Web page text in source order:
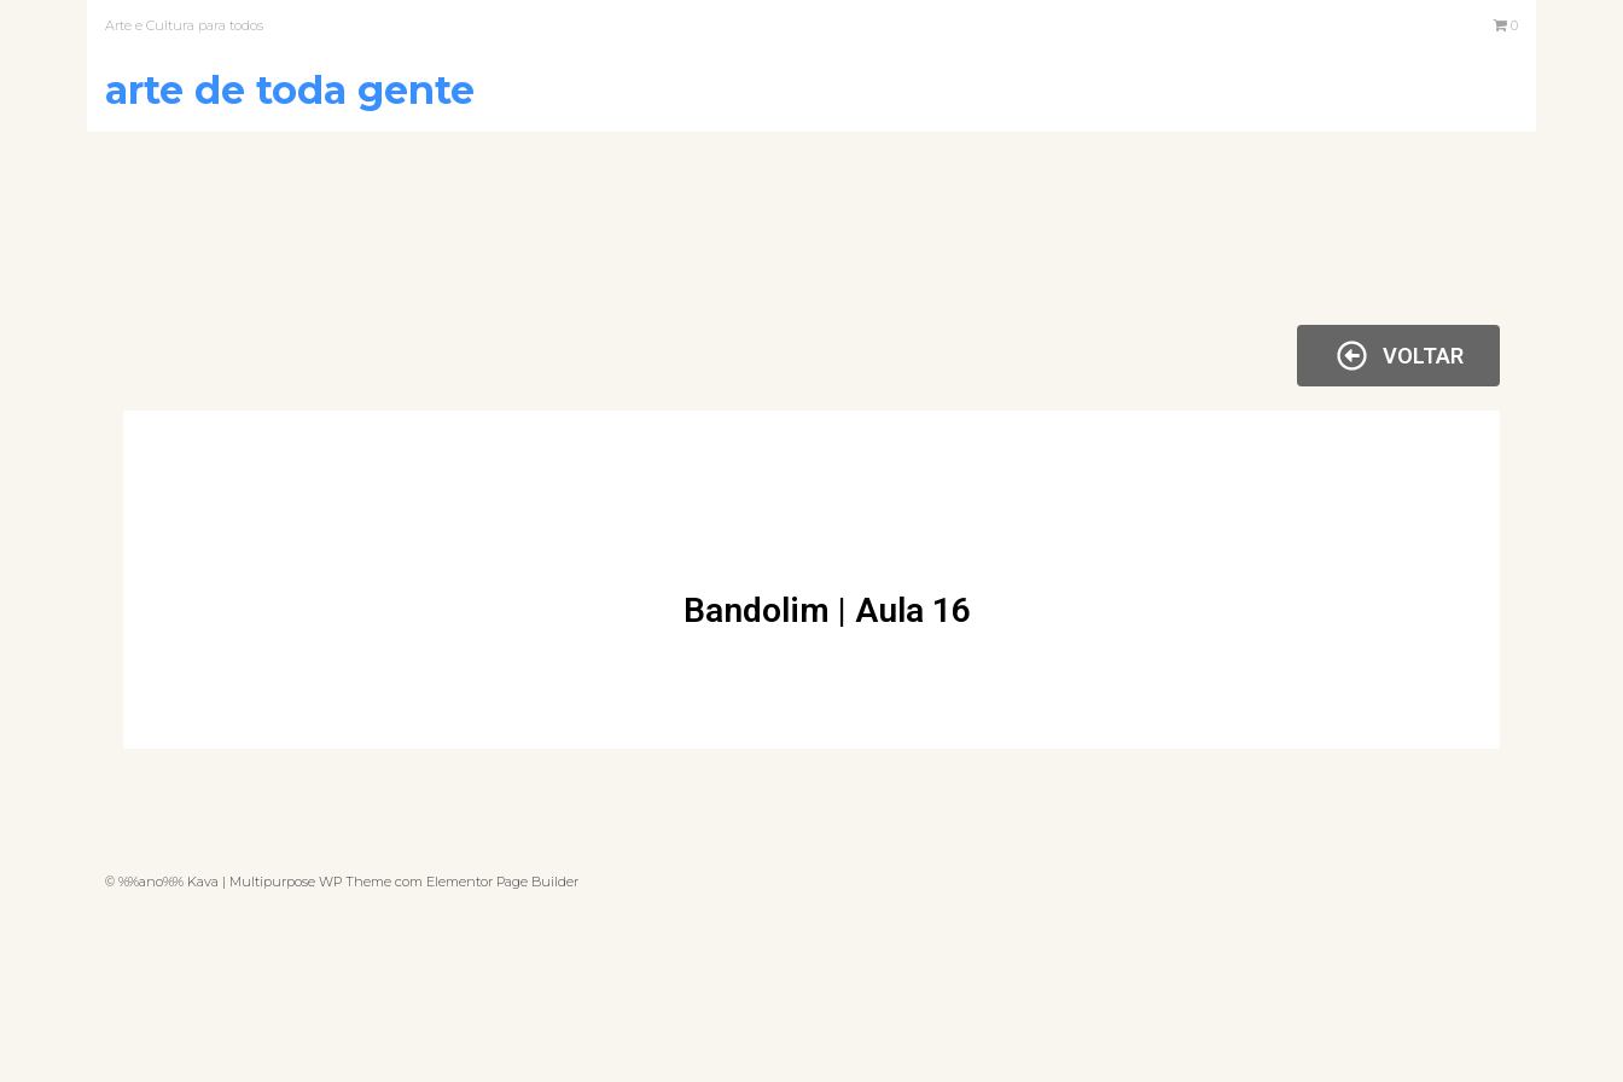
Arte e Cultura para todos 0
arte de toda gente
VOLTAR
Bandolim | Aula 16
© %%ano%% Kava | Multipurpose WP Theme com Elementor Page Builder